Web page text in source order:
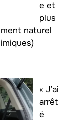
e et
plus
naturel
« J’ai
arrêt
é